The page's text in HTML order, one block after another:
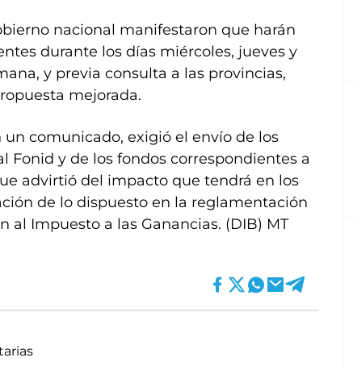
nacional manifestaron que harán
durante los días miércoles, jueves y
y previa consulta a las provincias,
mejorada.
un comunicado, exigió el envío de los
Fonid y de los fondos correspondientes a
advirtió del impacto que tendrá en los
de lo dispuesto en la reglamentación
al Impuesto a las Ganancias. (DIB) MT